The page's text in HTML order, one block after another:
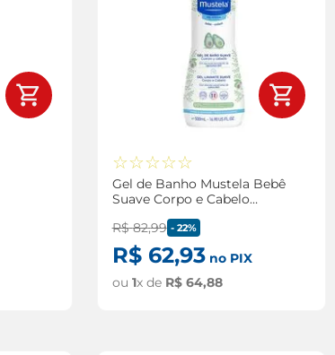
☆☆☆☆☆
Gel de Banho Mustela Bebê
Suave Corpo e Cabelo
R$ 82,99 - 22%
R$ 62,93no PIX
ou 1x de R$ 64,88